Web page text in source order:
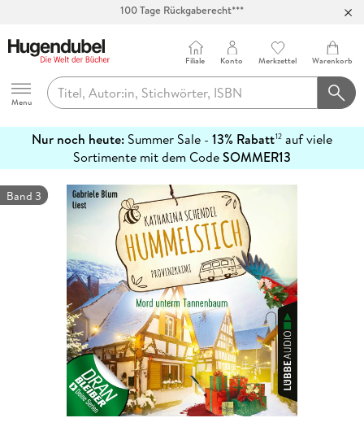
Abholung in über 100 Filialen
Hugendubel
Menu
Filiale Konto Merkzettel Warenkorb
Nur noch heute: Summer Sale - 13% Rabatt12 auf viele
Sortimente mit dem CodeSOMMER13
erfahren
Band 3